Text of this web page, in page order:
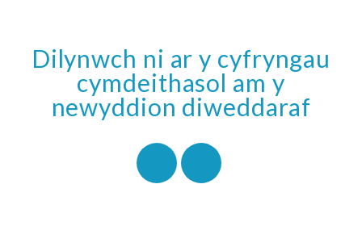
Dilynwch ni ar y cyfryngau
cymdeithasol am y
newyddion diweddaraf